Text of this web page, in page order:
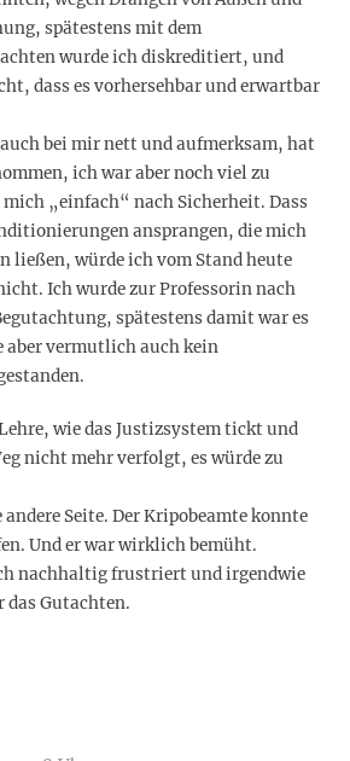
spätestens mit dem
wurde ich diskreditiert, und
dass es vorhersehbar und erwartbar
bei mir nett und aufmerksam, hat
ich war aber noch viel zu
„einfach“ nach Sicherheit. Dass
ansprangen, die mich
ließen, würde ich vom Stand heute
Ich wurde zur Professorin nach
spätestens damit war es
aber vermutlich auch kein
wie das Justizsystem tickt und
nicht mehr verfolgt, es würde zu
andere Seite. Der Kripobeamte konnte
Und er war wirklich bemüht.
nachhaltig frustriert und irgendwie
Gutachten.